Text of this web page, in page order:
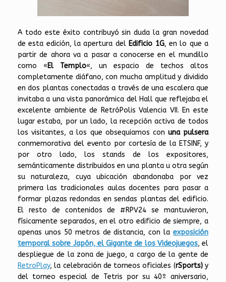
A todo este éxito contribuyó sin duda la gran novedad
de esta edición, la apertura del Edificio 1G, en lo que a
partir de ahora va a pasar a conocerse en el mundillo
como «El Templo«, un espacio de techos altos
completamente diáfano, con mucha amplitud y dividido
en dos plantas conectadas a través de una escalera que
invitaba a una vista panorámica del Hall que reflejaba el
excelente ambiente de RetróPolis Valencia VII. En este
lugar estaba, por un lado, la recepción activa de todos
los visitantes, a los que obsequiamos con una pulsera
conmemorativa del evento por cortesía de la ETSINF, y
por otro lado, los stands de los expositores,
semánticamente distribuidos en una planta u otra según
su naturaleza, cuya ubicación abandonaba por vez
primera las tradicionales aulas docentes para pasar a
formar plazas redondas en sendas plantas del edificio.
El resto de contenidos de #RPV24 se mantuvieron,
físicamente separados, en el otro edificio de siempre, a
apenas unos 50 metros de distancia, con la exposición
temporal sobre Japón, el Gigante de los Videojuegos, el
despliegue de la zona de juego, a cargo de la gente de
RetroPlay, la celebración de torneos oficiales (rSports)y
del torneo especial de Tetris por su 40º aniversario,